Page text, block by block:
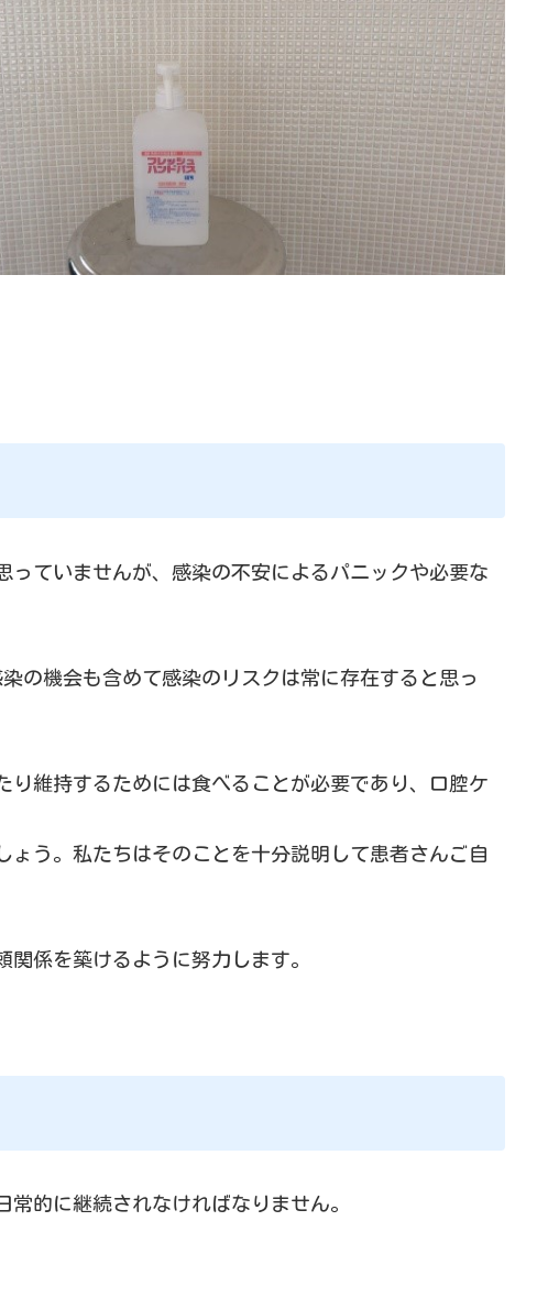
ていませんが、感染の不安によるパニックや必要な
の機会も含めて感染のリスクは常に存在すると思っ
維持するためには食べることが必要であり、口腔ケ
う。私たちはそのことを十分説明して患者さんご自
係を築けるように努力します。
的に継続されなければなりません。